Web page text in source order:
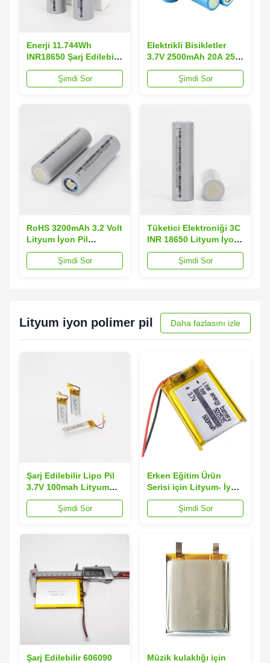
Enerji 11.744Wh
INR18650 Şarj Edilebilir
Piller Derin Döngü
Hücresi 3200mAh
Şimdi Sor
Elektrikli Bisikletler
3.7V 2500mAh 20A 25R
18650 Lityum İyon Pil
Şimdi Sor
RoHS 3200mAh 3.2 Volt
Lityum İyon Pil
Elektrikli Tekerlekli
Sandalye Lityum Pil
Şimdi Sor
Tüketici Elektroniği 3C
INR 18650 Lityum İyon
Pil 49g 5 Yıl Garanti
Şimdi Sor
Lityum iyon polimer pil Daha fazlasını izle
Şarj Edilebilir Lipo Pil
3.7V 100mah Lityum
Polimer Pil Oyuncaklar
Elektrikli El Aletleri
Şimdi Sor
Erken Eğitim Ürün
Serisi için Lityum- İyon
Piller 52530
Şimdi Sor
Şarj Edilebilir 606090
Müzik kulaklığı için